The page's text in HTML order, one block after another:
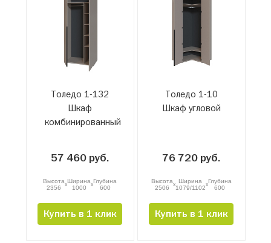
Толедо 1-132
Шкаф
комбинированный
57 460 руб.
Высота
2356
xШирина
1000
xГлубина
600
Купить в 1 клик
Толедо 1-10
Шкаф угловой
76 720 руб.
Высота
2506 x Ширина
1079/1102xГлубина
600
Купить в 1 клик